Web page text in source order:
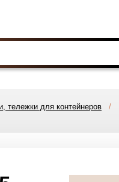
тележки для контейнеров /